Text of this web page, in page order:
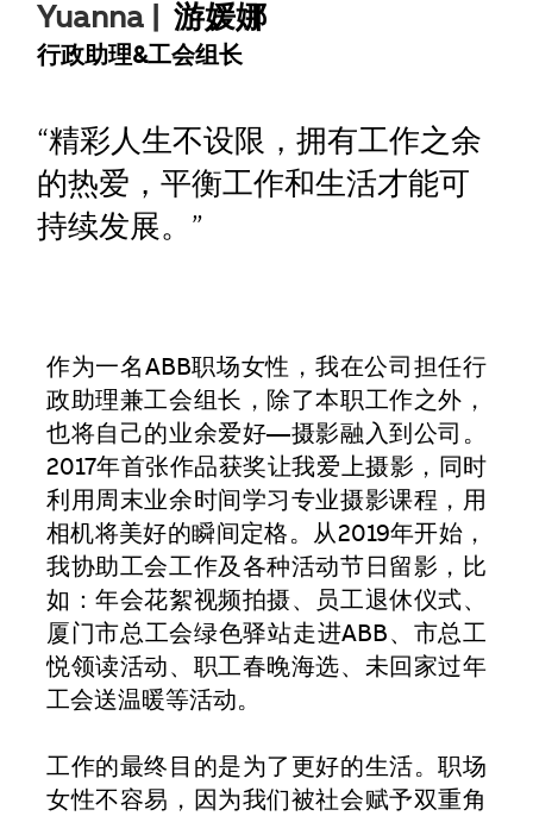
Yuanna | 游媛娜
行政助理&工会组长
“精彩人生不设限，拥有工作之余
的热爱，平衡工作和生活才能可
持续发展。​​​​​​​ ”
作为一名ABB职场女性，我在公司担任行
政助理兼工会组长，除了本职工作之外，
也将自己的业余爱好—摄影融入到公司。
2017年首张作品获奖让我爱上摄影，同时
利用周末业余时间学习专业摄影课程，用
相机将美好的瞬间定格。从2019年开始，
我协助工会工作及各种活动节日留影，比
如：年会花絮视频拍摄、员工退休仪式、
厦门市总工会绿色驿站走进ABB、市总工
悦领读活动、职工春晚海选、未回家过年
工会送温暖等活动。
工作的最终目的是为了更好的生活。职场
女性不容易，因为我们被社会赋予双重角